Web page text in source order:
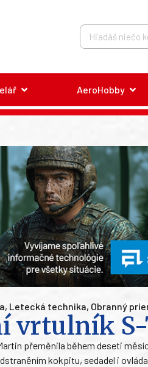
AeroHobby
, Letecká technika, Obranný
vrtulník
přeměnila během deseti
kokpitu, sedadel i